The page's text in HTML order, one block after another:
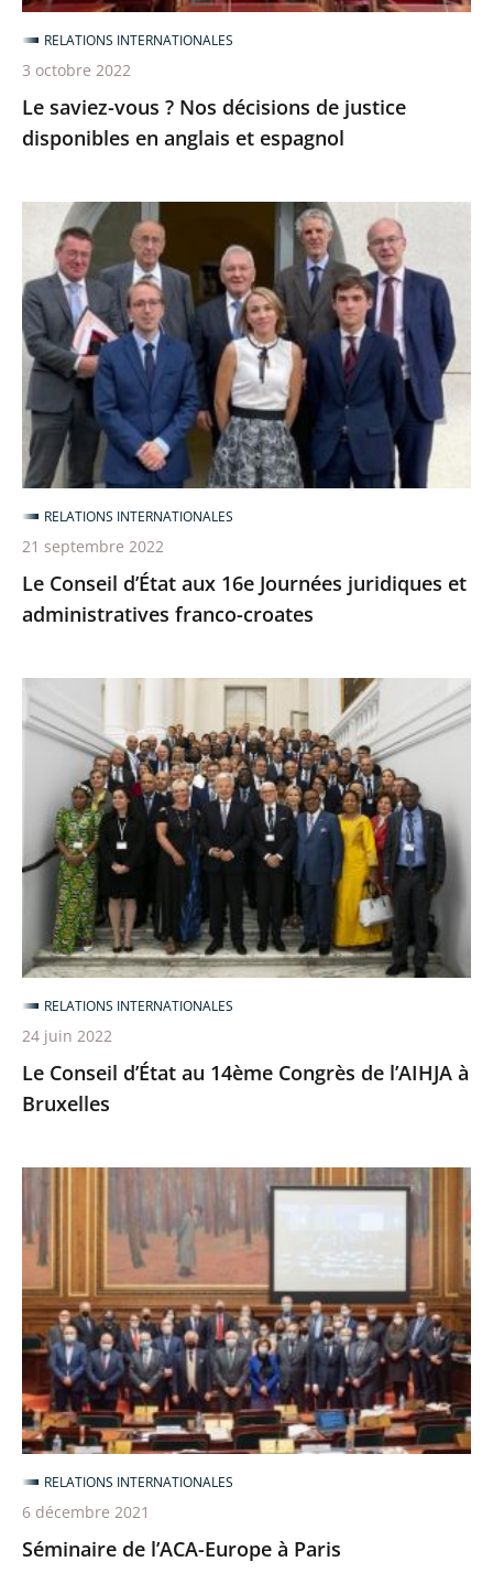
en
anglais
et
espagnol
Le saviez-vous ? Nos décisions de justice
disponibles en anglais et espagnol
RELATIONS INTERNATIONALES
3 octobre 2022
Conseil
d’État
aux
16e
Journées
juridiques
et
administratives
franco-
croates
Le Conseil d’État aux 16e Journées juridiques et
administratives franco-croates
RELATIONS INTERNATIONALES
21 septembre 2022
Le
Conseil
d’État
14ème
Congrès
de
l’AIHJA
Bruxelles
Le Conseil d’État au 14ème Congrès de l’AIHJA à
Bruxelles
RELATIONS INTERNATIONALES
24 juin 2022
de
l’ACA-
Europe
à
Paris
Séminaire de l’ACA-Europe à Paris
RELATIONS INTERNATIONALES
6 décembre 2021